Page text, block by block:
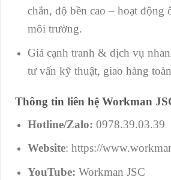
chắn, độ bền cao – hoạt
môi trường.
Giá cạnh tranh & dịch vụ
tư vấn kỹ thuật, giao hàng
Thông tin liên hệ Workman
Hotline/Zalo: 0978.39.03.39
Website: https://
YouTube: Workman JSC